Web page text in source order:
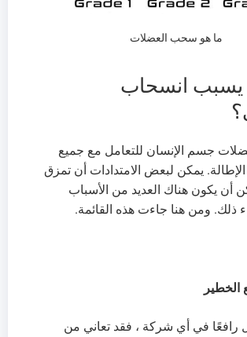
ما هو سحب العضلات
يسبب انسحاب
جسم الإنسان للتعامل مع جميع
الإطالة. يمكن لبعض الامتدادات أن تمزق
أن يكون هناك العديد من الأسباب
ذلك. ومن هنا جاءت هذه القائمة.
الخطير
رافعًا في أي شركة ، فقد تعاني من